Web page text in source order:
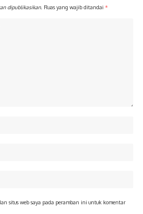
dipublikasikan. Ruas yang wajib ditandai *
situs web saya pada peramban ini untuk komentar